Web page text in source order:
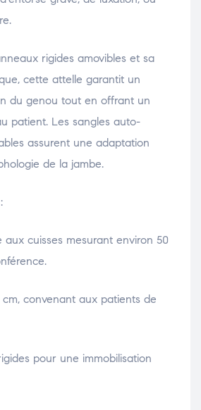
rigides amovibles et sa
cette attelle garantit un
du genou tout en offrant un
patient. Les sangles auto-
assurent une adaptation
de la jambe.
aux cuisses mesurant environ 50
convenant aux patients de
pour une immobilisation